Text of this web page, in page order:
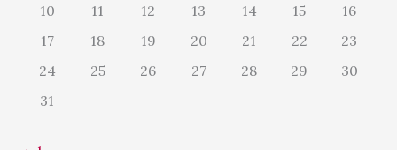
10
11 12 13 14 15
16
17
18 19 20 21 22
23
24
25 26 27 28 29
30
31